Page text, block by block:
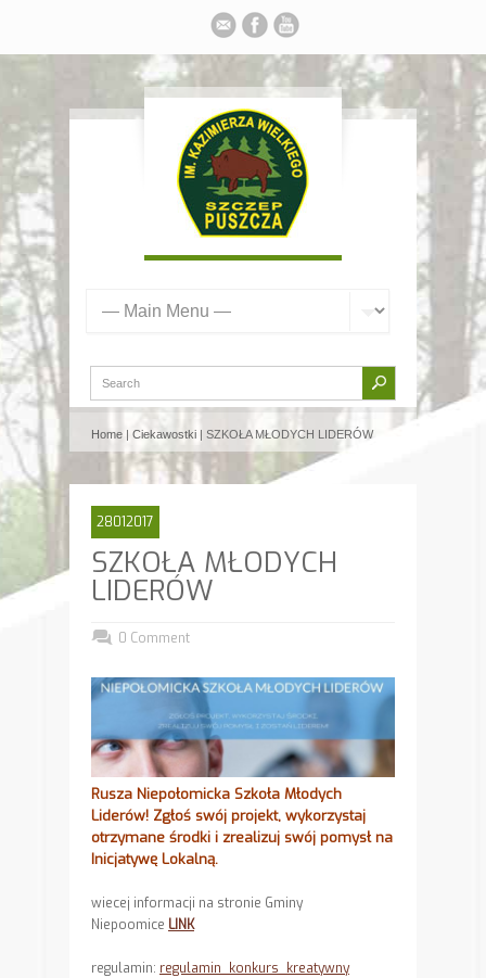
Home | Ciekawostki | SZKOŁA MŁODYCH LIDERÓW
28012017
SZKOŁA MŁODYCH
LIDERÓW
0 Comment
Rusza Niepołomicka Szkoła Młodych
Liderów! Zgłoś swój projekt, wykorzystaj
otrzymane środki i zrealizuj swój pomysł na
Inicjatywę Lokalną.
wiecej informacji na stronie Gminy
Niepoomice LINK
regulamin: regulamin_konkurs_kreatywny